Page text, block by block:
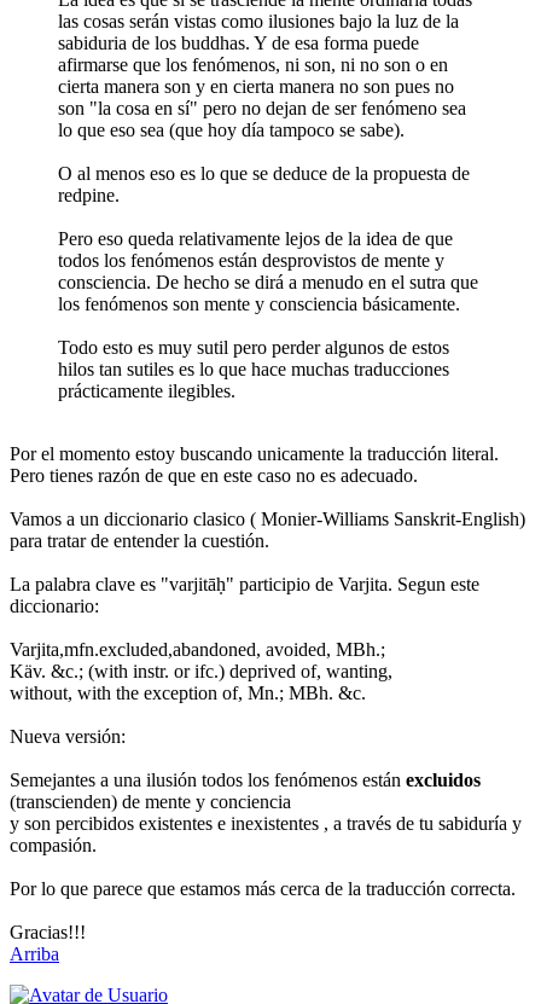
las cosas serán vistas como ilusiones bajo la luz de la
sabiduria de los buddhas. Y de esa forma puede
afirmarse que los fenómenos, ni son, ni no son o en
cierta manera son y en cierta manera no son pues no
son "la cosa en sí" pero no dejan de ser fenómeno sea
lo que eso sea (que hoy día tampoco se sabe).
O al menos eso es lo que se deduce de la propuesta de
redpine.
Pero eso queda relativamente lejos de la idea de que
todos los fenómenos están desprovistos de mente y
consciencia. De hecho se dirá a menudo en el sutra que
los fenómenos son mente y consciencia básicamente.
Todo esto es muy sutil pero perder algunos de estos
hilos tan sutiles es lo que hace muchas traducciones
prácticamente ilegibles.
Por el momento estoy buscando unicamente la traducción literal.
Pero tienes razón de que en este caso no es adecuado.
Vamos a un diccionario clasico ( Monier-Williams Sanskrit-English)
para tratar de entender la cuestión.
La palabra clave es "varjitāḥ" participio de Varjita. Segun este
diccionario:
Varjita,mfn.excluded,abandoned, avoided, MBh.;
Käv. &c.; (with instr. or ifc.) deprived of, wanting,
without, with the exception of, Mn.; MBh. &c.
Nueva versión:
Semejantes a una ilusión todos los fenómenos están excluidos
(transcienden) de mente y conciencia
y son percibidos existentes e inexistentes , a través de tu sabiduría y
compasión.
Por lo que parece que estamos más cerca de la traducción correcta.
Gracias!!!
Arriba